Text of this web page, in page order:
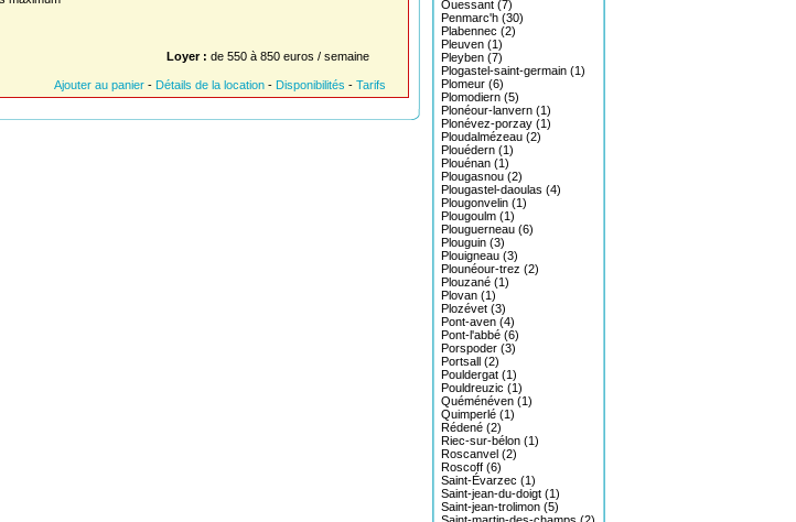
Loyer : de 550 à 850 euros / semaine
Ajouter au panier - Détails de la location - Disponibilités - Tarifs
Ouessant (7)
Penmarc'h (30)
Plabennec (2)
Pleuven (1)
Pleyben (7)
Plogastel-saint-germain (1)
Plomeur (6)
Plomodiern (5)
Plonéour-lanvern (1)
Plonévez-porzay (1)
Ploudalmézeau (2)
Plouédern (1)
Plouénan (1)
Plougasnou (2)
Plougastel-daoulas (4)
Plougonvelin (1)
Plougoulm (1)
Plouguerneau (6)
Plouguin (3)
Plouigneau (3)
Plounéour-trez (2)
Plouzané (1)
Plovan (1)
Plozévet (3)
Pont-aven (4)
Pont-l'abbé (6)
Porspoder (3)
Portsall (2)
Pouldergat (1)
Pouldreuzic (1)
Quéménéven (1)
Quimperlé (1)
Rédené (2)
Riec-sur-bélon (1)
Roscanvel (2)
Roscoff (6)
Saint-Évarzec (1)
Saint-jean-du-doigt (1)
Saint-jean-trolimon (5)